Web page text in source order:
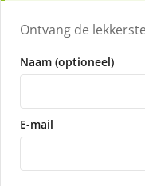
Ontvang de
Naam (optioneel)
E-mail